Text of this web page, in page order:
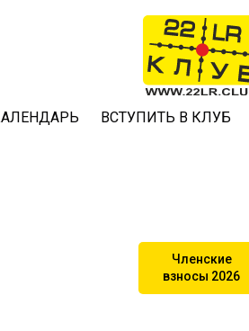
ВСТУПИТЬ В КЛУБ
Членские
взносы 2026